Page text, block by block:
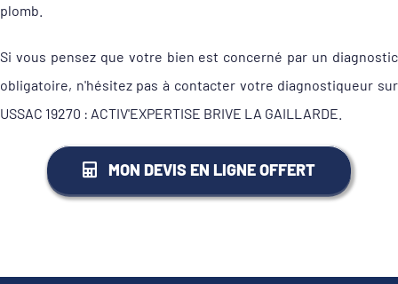
plomb.
Si vous pensez que votre bien est concerné par un diagnostic
obligatoire, n'hésitez pas à contacter votre diagnostiqueur sur
USSAC 19270 : ACTIV'EXPERTISE BRIVE LA GAILLARDE.
MON DEVIS EN LIGNE OFFERT